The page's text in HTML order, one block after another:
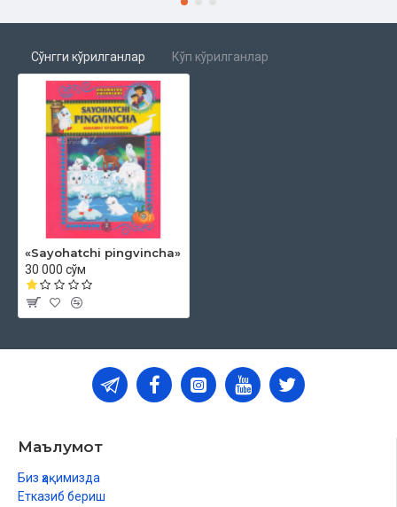
Сўнгги кўрилганлар Кўп кўрилганлар
«Sayohatchi pingvincha»
30 000 сўм
Маълумот
Биз ҳақимизда
Етказиб бериш